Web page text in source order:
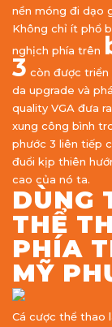
nền móng đi dạo
Không chỉ ít phổ
nghịch phía trên
3 còn được triển
da upgrade và
quality VGA đưa
xung công bình
phước 3 liên tiếp
đuổi kịp thiên
cao của nó ta.
DÙNG
THỂ
PHÍA
MỸ
Cá cược thể thao